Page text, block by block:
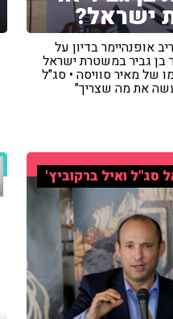
ישראל?
אופנהיימר בדיון על
בן גביר במשטרת ישראל
של מאיר סוויסה • סג"ל
את מה שצריך"
סג"ל ואיל ברקוביץ'